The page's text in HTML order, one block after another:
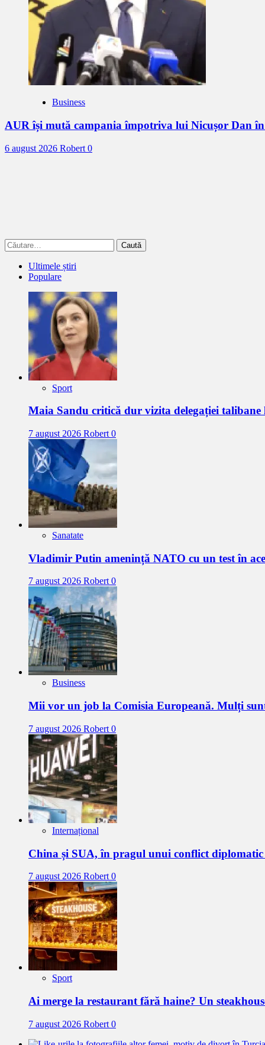
Business
AUR își mută campania împotriva lui Nicușor Dan
6 august 2026 Robert 0
Caută
după:
Ultimele știri
Populare
Sport
Maia Sandu critică dur vizita delegației
7 august 2026 Robert 0
Sanatate
Vladimir Putin amenință NATO cu un test în
7 august 2026 Robert0
Business
Mii vor un job la Comisia Europeană. Mulți
7 august 2026 Robert 0
Internațional
China și SUA, în pragul unui conflict
7 august 2026 Robert 0
Sport
Ai merge la restaurant fără haine? Un
7 august 2026 Robert 0